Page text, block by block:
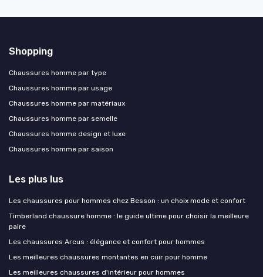
Shopping
Chaussures homme par type
Chaussures homme par usage
Chaussures homme par matériaux
Chaussures homme par semelle
Chaussures homme design et luxe
Chaussures homme par saison
Les plus lus
Les chaussures pour hommes chez Besson : un choix mode et confort
Timberland chaussure homme : le guide ultime pour choisir la meilleure
paire
Les chaussures Arcus : élégance et confort pour hommes
Les meilleures chaussures montantes en cuir pour homme
Les meilleures chaussures d'intérieur pour hommes